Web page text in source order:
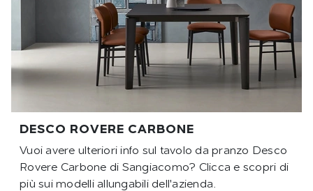
DESCO ROVERE CARBONE
Vuoi avere ulteriori info sul tavolo da pranzo Desco
Rovere Carbone di Sangiacomo? Clicca e scopri di
più sui modelli allungabili dell'azienda.